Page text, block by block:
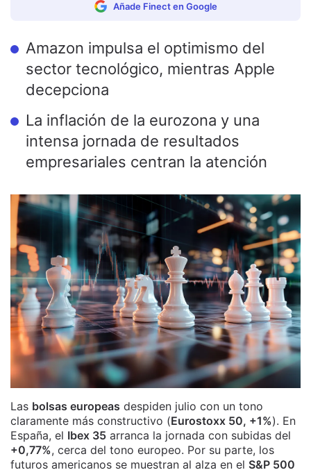
Añade Finect en Google
Amazon impulsa el optimismo del
sector tecnológico, mientras Apple
decepciona
La inflación de la eurozona y una
intensa jornada de resultados
empresariales centran la atención
Las bolsas europeas despiden julio con un tono
claramente más constructivo (Eurostoxx 50, +1%). En
España, el Ibex 35 arranca la jornada con subidas del
+0,77%, cerca del tono europeo. Por su parte, los
futuros americanos se muestran al alza en el S&P 500